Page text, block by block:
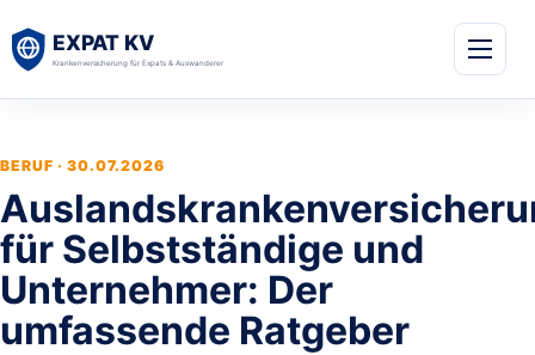
BERUF · 30.07.2026
für Selbstständige und
Unternehmer: Der
umfassende Ratgeber